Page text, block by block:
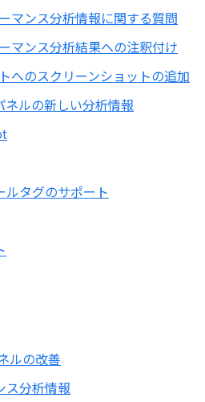
マンス分析情報に関する質問
マンス分析結果への注釈付け
へのスクリーンショットの追加
ネルの新しい分析情報
ルタグのサポート
ルの改善
ス分析情報